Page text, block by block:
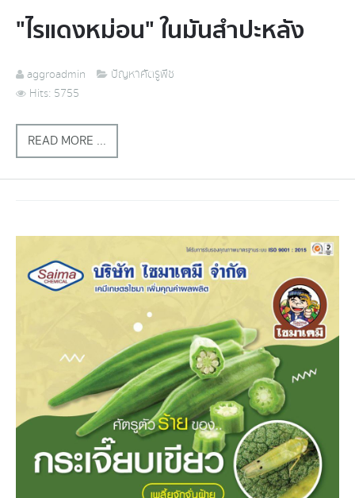
"ไรแดงหม่อน" ในมันสำปะหลัง
aggroadmin
ปัญหาศัตรูพืช
Hits: 5755
READ MORE ...